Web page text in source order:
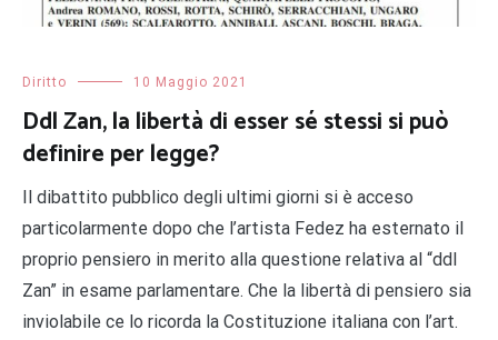
Diritto 10 Maggio 2021
Ddl Zan, la libertà di esser sé stessi si può
definire per legge?
Il dibattito pubblico degli ultimi giorni si è acceso
particolarmente dopo che l’artista Fedez ha esternato il
proprio pensiero in merito alla questione relativa al “ddl
Zan” in esame parlamentare. Che la libertà di pensiero sia
inviolabile ce lo ricorda la Costituzione italiana con l’art.